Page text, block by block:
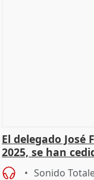
El delegado José
2025, se han
Sonido